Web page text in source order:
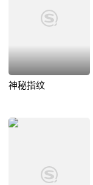
神秘指纹